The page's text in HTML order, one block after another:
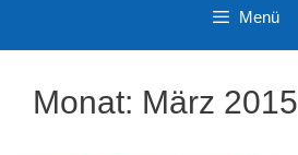
Menü
Monat: März 2015